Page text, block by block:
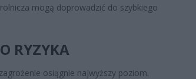
mogą doprowadzić do szybkiego
RYZYKA
osiągnie najwyższy poziom.